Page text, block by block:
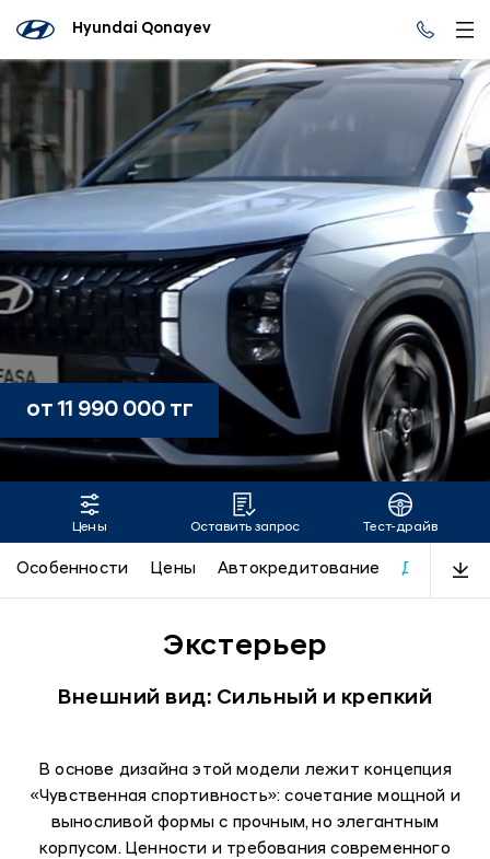
Hyundai Qonayev
MUFASA
от 11 990 000 тг
Цены Оставить запрос Тест-драйв
Особенности Цены Автокредитование Дизайн
Экстерьер
Внешний вид: Сильный и крепкий
В основе дизайна этой модели лежит концепция
«Чувственная спортивность»: сочетание мощной и
выносливой формы с прочным, но элегантным
корпусом. Ценности и требования современного